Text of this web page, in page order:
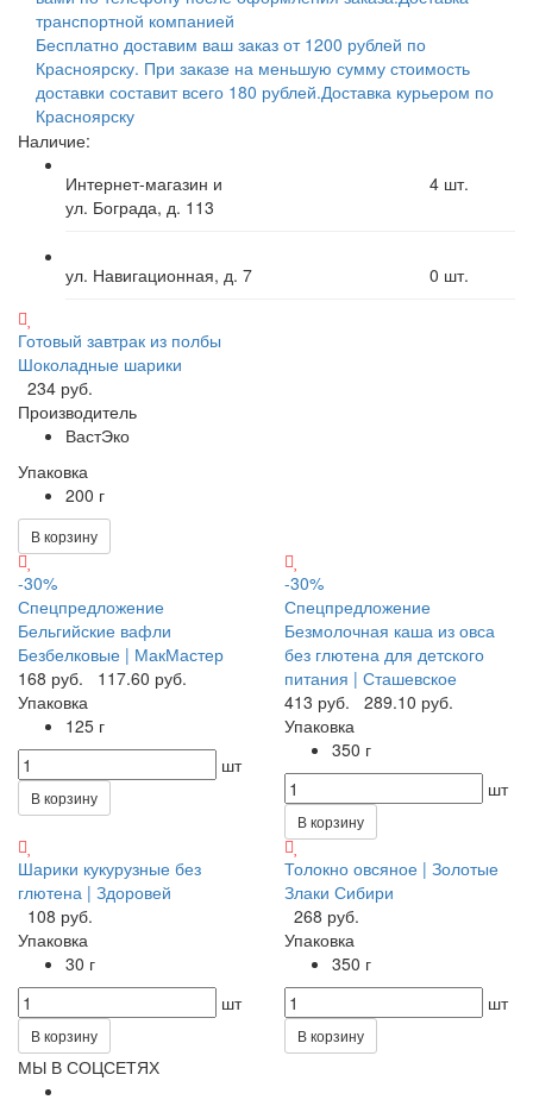
транспортной компанией
Бесплатно доставим ваш заказ от 1200 рублей по
Красноярску. При заказе на меньшую сумму стоимость
доставки составит всего 180 рублей.Доставка курьером по
Красноярску
Наличие:
Интернет-магазин и
ул. Бограда, д. 113
4 шт.
ул. Навигационная, д. 7 0 шт.
Готовый завтрак из полбы
Шоколадные шарики
234 руб.
Производитель
ВастЭко
Упаковка
200 г
В корзину
-30%
Спецпредложение
Бельгийские вафли
Безбелковые | МакМастер
168 руб.
117.60 руб.
Упаковка
125 г
шт
В корзину
-30%
Спецпредложение
Безмолочная каша из овса
без глютена для детского
питания | Сташевское
413 руб.
289.10 руб.
Упаковка
350 г
шт
В корзину
Шарики кукурузные без
глютена | Здоровей
108 руб.
Упаковка
30 г
шт
В корзину
Толокно овсяное | Золотые
Злаки Сибири
268 руб.
Упаковка
350 г
шт
В корзину
МЫ В СОЦСЕТЯХ